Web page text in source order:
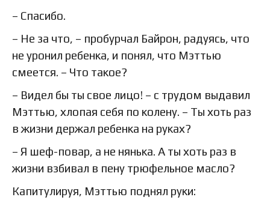
– Спасибо.
– Не за что, – пробурчал Байрон, радуясь, что
не уронил ребенка, и понял, что Мэттью
смеется. – Что такое?
– Видел бы ты свое лицо! – с трудом выдавил
Мэттью, хлопая себя по колену. – Ты хоть раз
в жизни держал ребенка на руках?
– Я шеф-повар, а не нянька. А ты хоть раз в
жизни взбивал в пену трюфельное масло?
Капитулируя, Мэттью поднял руки: